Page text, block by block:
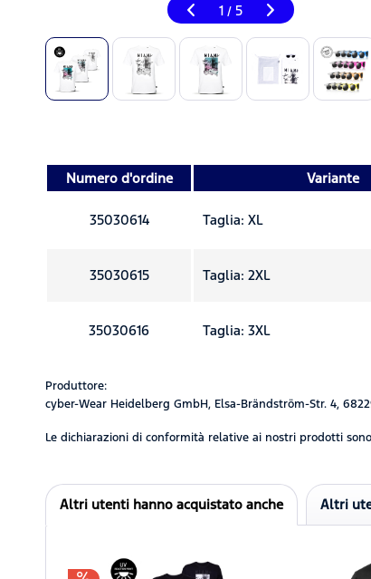
1 / 5
Numero d'ordine Variante
35030614 Taglia: XL
35030615 Taglia: 2XL
35030616 Taglia: 3XL
Produttore:
cyber-Wear Heidelberg GmbH, Elsa-Brändström-Str. 4,
Le dichiarazioni di conformità relative ai nostri prodotti
Altri utenti hanno acquistato anche Altri